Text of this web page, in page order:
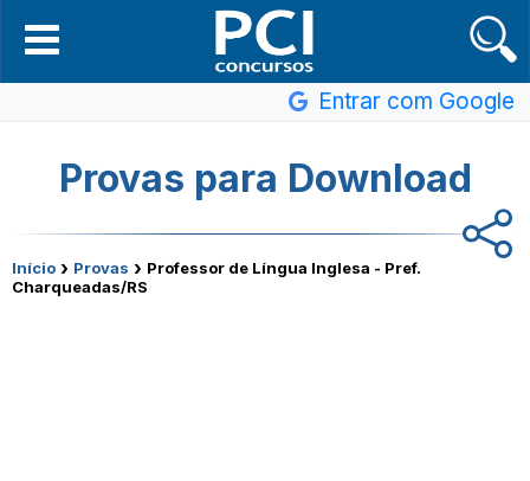
Entrar com Google
Provas para Download
Início › Provas › Professor de Língua Inglesa - Pref.
Charqueadas/RS